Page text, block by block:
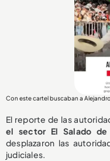
Con este cartel buscaban a
El reporte de las
el sector El Salado de
desplazaron las
judiciales.